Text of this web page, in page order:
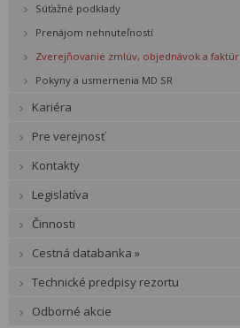
Súťažné podklady
Prenájom nehnuteľností
Zverejňovanie zmlúv, objednávok a faktúr
Pokyny a usmernenia MD SR
Kariéra
Pre verejnosť
Kontakty
Legislatíva
Činnosti
Cestná databanka »
Technické predpisy rezortu
Odborné akcie